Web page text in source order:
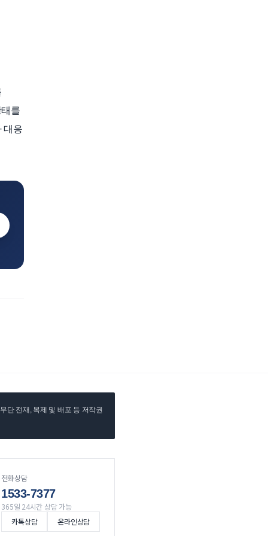
를
대응
단 전재, 복제 및 배포 등 저작권
전화상담
1533-7377
365일 24시간 상담 가능
카톡상담
온라인상담